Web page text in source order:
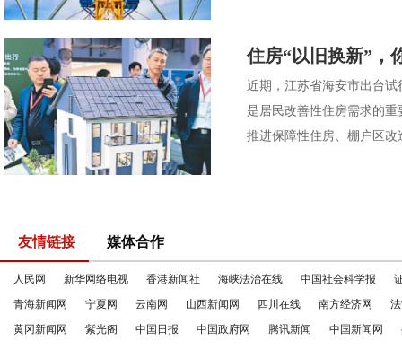
住房“以旧换新”，
近期，江苏省海安市出台
是居民改善性住房需求的
推进保障性住房、棚户区
友情链接 媒体合作
人民网 新华网络电视 香港新闻社 海峡法治在线 中国社会科学报
青海新闻网
宁夏网 云南网 山西新闻网 四川在线 南方经济网
黄冈新闻网
紫光阁 中国日报 中国政府网 腾讯新闻 中国新闻网